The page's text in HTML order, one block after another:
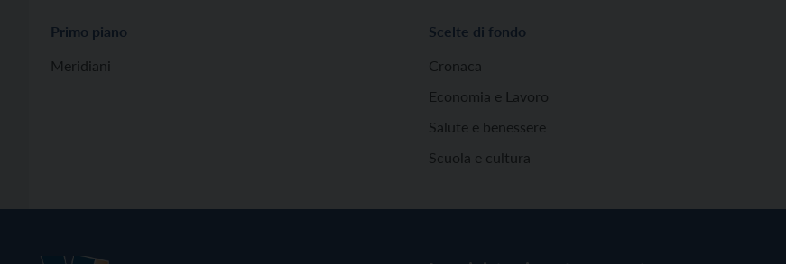
Primo piano
Meridiani
Scelte di fondo
Cronaca
Economia e Lavoro
Salute e benessere
Scuola e cultura